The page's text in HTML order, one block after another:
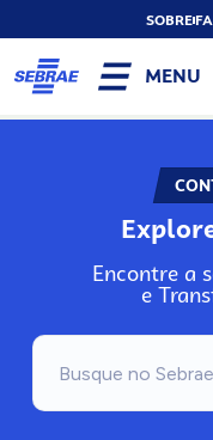
SOBRE
MENU
Encontre a
e